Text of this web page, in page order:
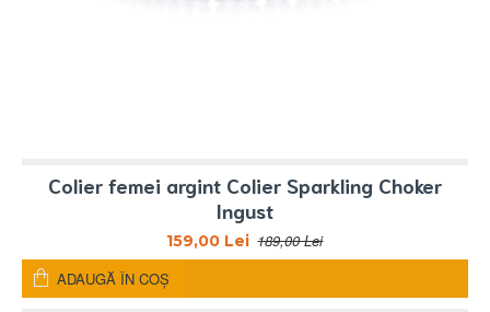
Colier femei argint Colier Sparkling Choker
Ingust
159,00 Lei 189,00 Lei
ADAUGĂ ÎN COŞ